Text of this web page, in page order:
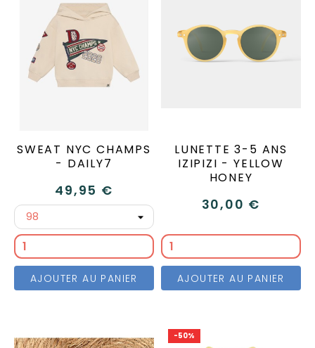
SWEAT NYC CHAMPS
- DAILY7
49,95 €
AJOUTER AU PANIER
LUNETTE 3-5 ANS
IZIPIZI - YELLOW
HONEY
30,00 €
AJOUTER AU PANIER
-50%